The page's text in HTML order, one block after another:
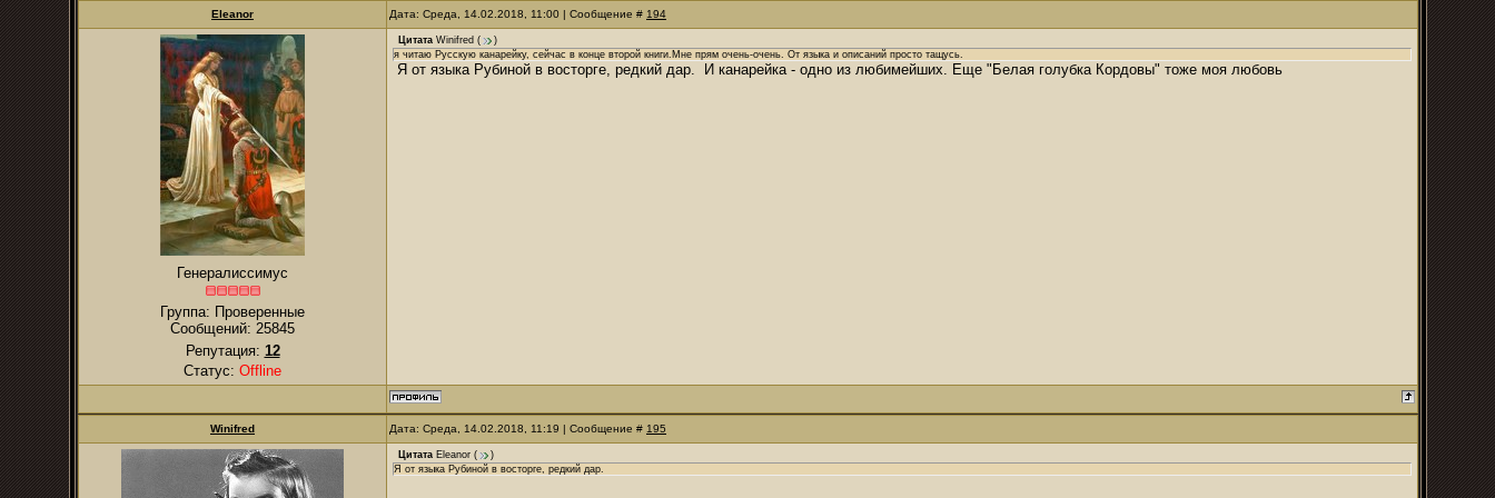
Eleanor Дата: Среда, 14.02.2018, 11:00 | Сообщение # 194
Генералиссимус
Группа: Проверенные
Сообщений: 25845
Репутация: 12
Статус: Offline
Цитата Winifred (
)
я читаю Русскую канарейку, сейчас в конце второй книги.Мне прям очень-очень. От языка и описаний просто тащусь.
Я от языка Рубиной в восторге, редкий дар. И канарейка - одно из любимейших. Еще "Белая голубка Кордовы" тоже моя любовь
Winifred Дата: Среда, 14.02.2018, 11:19 | Сообщение # 195
Цитата Eleanor (
)
Я от языка Рубиной в восторге, редкий дар.